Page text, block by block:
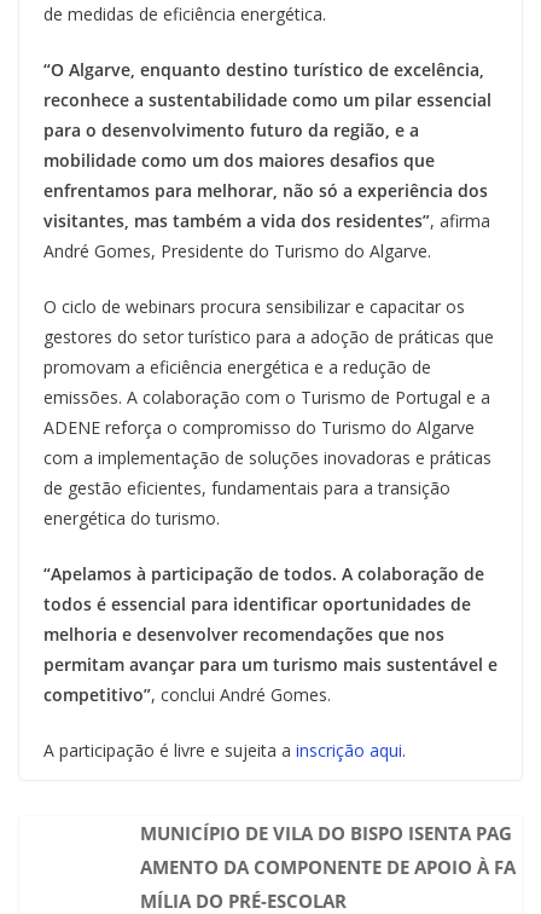
de medidas de eficiência energética.
“O Algarve, enquanto destino turístico de excelência,
reconhece a sustentabilidade como um pilar essencial
para o desenvolvimento futuro da região, e a
mobilidade como um dos maiores desafios que
enfrentamos para melhorar, não só a experiência dos
visitantes, mas também a vida dos residentes”, afirma
André Gomes, Presidente do Turismo do Algarve.
O ciclo de webinars procura sensibilizar e capacitar os
gestores do setor turístico para a adoção de práticas que
promovam a eficiência energética e a redução de
emissões. A colaboração com o Turismo de Portugal e a
ADENE reforça o compromisso do Turismo do Algarve
com a implementação de soluções inovadoras e práticas
de gestão eficientes, fundamentais para a transição
energética do turismo.
“Apelamos à participação de todos. A colaboração de
todos é essencial para identificar oportunidades de
melhoria e desenvolver recomendações que nos
permitam avançar para um turismo mais sustentável e
competitivo”, conclui André Gomes.
A participação é livre e sujeita a inscrição aqui.
MUNICÍPIO DE VILA DO BISPO ISENTA PAG
AMENTO DA COMPONENTE DE APOIO À FA
MÍLIA DO PRÉ-ESCOLAR